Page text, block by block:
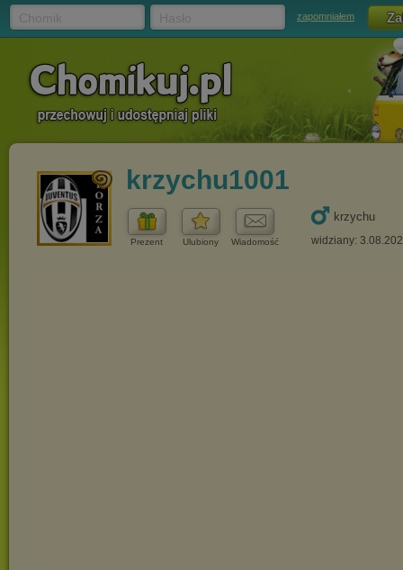
zapomniałem
krzychu1001
Prezent Ulubiony Wiadomość
krzychu
widziany: